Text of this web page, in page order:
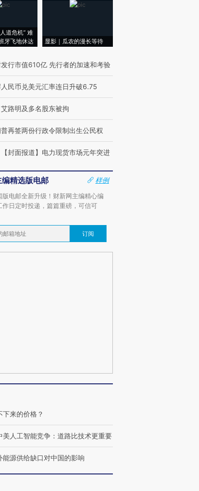
万
3种
视线｜被称为“蟑螂”的印
度Z世代 用街头抗争将教
育部长拱下台
视线｜“入侵”还是“人道危
飞地休达
瞌
道危机” 难
牙飞地休达
显影｜瓜农的漫长等待
行市值610亿 先行者的加速和考验
民币兑美元汇率连日升破6.75
艾路明及多名股东被拘
再签两份行政令限制出生公民权
【封面报道】电力现货市场元年突进
编精选版电邮
样例
版电邮全新升级！财新网主编精心编
作日定时投递，篇篇重磅，可信可
订阅
下来的价格？
美人工智能竞争：道路比技术更重要
能源供给缺口对中国的影响